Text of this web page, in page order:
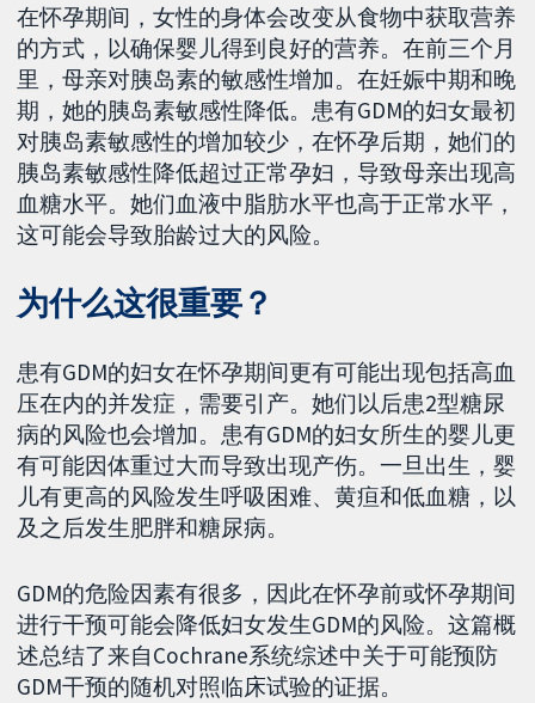
在怀孕期间，女性的身体会改变从食物中获取营养
的方式，以确保婴儿得到良好的营养。在前三个月
里，母亲对胰岛素的敏感性增加。在妊娠中期和晚
期，她的胰岛素敏感性降低。患有GDM的妇女最初
对胰岛素敏感性的增加较少，在怀孕后期，她们的
胰岛素敏感性降低超过正常孕妇，导致母亲出现高
血糖水平。她们血液中脂肪水平也高于正常水平，
这可能会导致胎龄过大的风险。
为什么这很重要？
患有GDM的妇女在怀孕期间更有可能出现包括高血
压在内的并发症，需要引产。她们以后患2型糖尿
病的风险也会增加。患有GDM的妇女所生的婴儿更
有可能因体重过大而导致出现产伤。一旦出生，婴
儿有更高的风险发生呼吸困难、黄疸和低血糖，以
及之后发生肥胖和糖尿病。
GDM的危险因素有很多，因此在怀孕前或怀孕期间
进行干预可能会降低妇女发生GDM的风险。这篇概
述总结了来自Cochrane系统综述中关于可能预防
GDM干预的随机对照临床试验的证据。